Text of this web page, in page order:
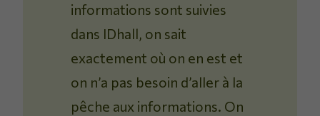
informations sont suivies
dans IDhall, on sait
exactement où on en est et
on n’a pas besoin d’aller à la
pêche aux informations. On